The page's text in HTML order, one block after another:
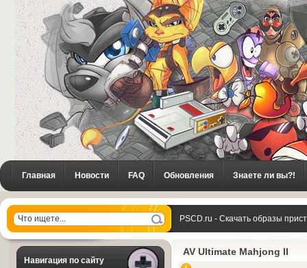
Главная Новости FAQ Обновления Знаете ли вы?!
PSCD.ru - Скачать образы
Mahjong II
Навигация по сайту
AV Ultimate Mahjong II